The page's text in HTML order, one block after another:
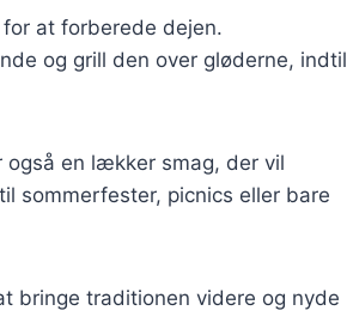
at forberede dejen.
og grill den over gløderne, indtil
også en lækker smag, der vil
sommerfester, picnics eller bare
bringe traditionen videre og nyde